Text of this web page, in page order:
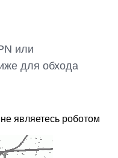
или
для обхода
являетесь роботом